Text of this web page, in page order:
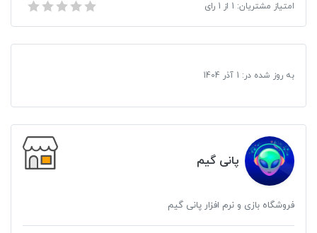
بازی the Black Eyed Peas Experience مخصوص XBOX 360
امتیاز مشتریان: 1 از 1 رای
به روز شده در: 1 آذر 1404
پانی گیم
فروشگاه بازی و نرم افزار پانی گیم